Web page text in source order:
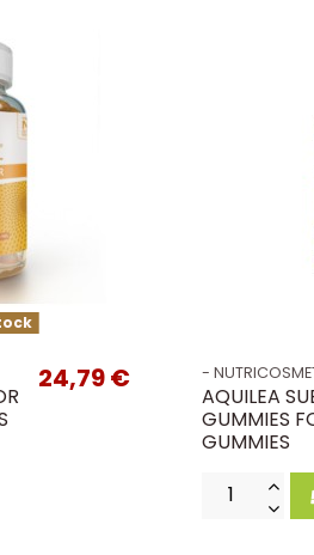
24,79 € -
AQUILEA
GUMMIES
GUMMIES